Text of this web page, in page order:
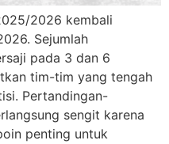
2026 kembali
Sejumlah
pada 3 dan 6
tim-tim yang tengah
Pertandingan-
sengit karena
penting untuk